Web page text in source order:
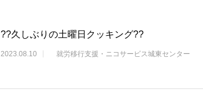
?‍?久しぶりの土曜日クッキング?‍?
2023.08.10 就労移行支援・ニコサービス城東センター